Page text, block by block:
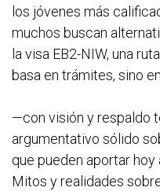
los jóvenes más
muchos buscan
la visa EB2-NIW, una
basa en trámites, sino
—con visión y respaldo
argumentativo sólido
que pueden aportar hoy
Mitos y realidades